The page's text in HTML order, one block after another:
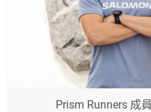
Prism Runners 成